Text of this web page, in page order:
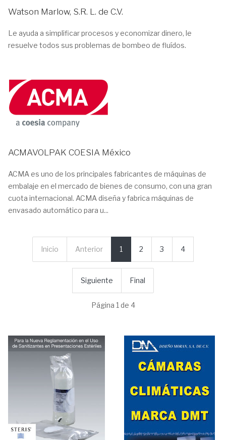
Watson Marlow, S.R. L. de C.V.
Le ayuda a simplificar procesos y economizar dinero, le
resuelve todos sus problemas de bombeo de fluídos.
ACMAVOLPAK COESIA México
ACMA es uno de los principales fabricantes de máquinas de
embalaje en el mercado de bienes de consumo, con una gran
cuota internacional. ACMA diseña y fabrica máquinas de
envasado automático para u...
Inicio Anterior 1 2 3 4
Siguiente Final
Página 1 de 4